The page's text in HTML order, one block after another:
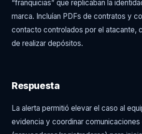
“franquicias” que replicaban la
marca. Incluían PDFs de contratos y
contacto controlados por el atacante,
de realizar depósitos.
Respuesta
La alerta permitió elevar el caso al
evidencia y coordinar